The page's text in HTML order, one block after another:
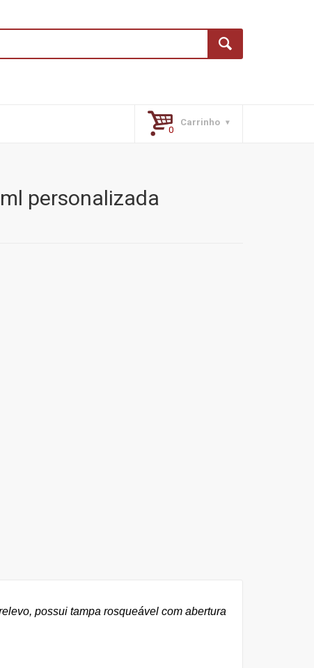
Carrinho
personalizada
possui tampa rosqueável com abertura